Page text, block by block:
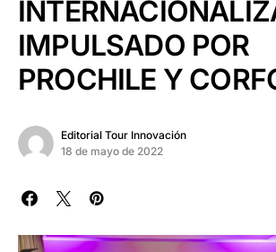
IMPULSADO POR
PROCHILE Y
Editorial Tour Innovación
18 de mayo de 2022